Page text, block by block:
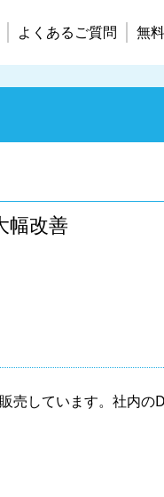
よくあるご質問 無
幅改善
しています。社内